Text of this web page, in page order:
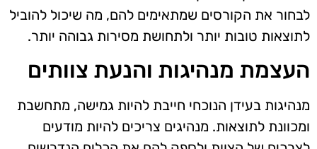
לבחור את הקורסים שמתאימים להם, מה שיכול להוביל
לתוצאות טובות יותר ולתחושת מסירות גבוהה יותר.
העצמת מנהיגות והנעת צוותים
מנהיגות בעידן הנוכחי חייבת להיות גמישה, מתחשבת
ומכוונת לתוצאות. מנהיגים צריכים להיות מודעים